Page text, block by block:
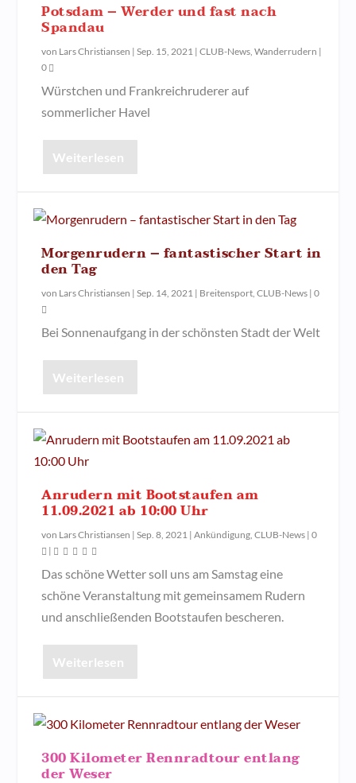
Potsdam – Werder und fast nach
Spandau
von Lars Christiansen |Sep. 15, 2021 |CLUB-News,Wanderrudern |
0
Würstchen und Frankreichruderer auf
sommerlicher Havel
Weiterlesen
Morgenrudern – fantastischer Start in
den Tag
von Lars Christiansen |Sep. 14, 2021 | Breitensport,CLUB-News |0
Bei Sonnenaufgang in der schönsten Stadt der Welt
Weiterlesen
Anrudern mit Bootstaufen am
11.09.2021 ab 10:00 Uhr
von Lars Christiansen |Sep. 8, 2021 |Ankündigung,CLUB-News |0
|
Das schöne Wetter soll uns am Samstag eine
schöne Veranstaltung mit gemeinsamem Rudern
und anschließenden Bootstaufen bescheren.
Weiterlesen
300 Kilometer Rennradtour entlang
der Weser